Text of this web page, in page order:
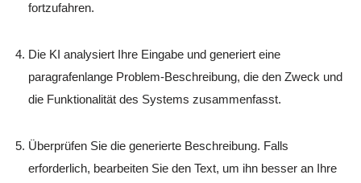
fortzufahren.
Die KI analysiert Ihre Eingabe und generiert eine
paragrafenlange Problem-Beschreibung, die den Zweck und
die Funktionalität des Systems zusammenfasst.
Überprüfen Sie die generierte Beschreibung. Falls
erforderlich, bearbeiten Sie den Text, um ihn besser an Ihre